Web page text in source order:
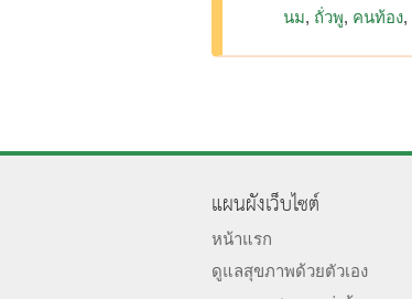
นม ถั่วพู คนท้อง
แผนผังเว็บไซต์
หน้าแรก
ดูแลสุขภาพด้วยตัวเอง